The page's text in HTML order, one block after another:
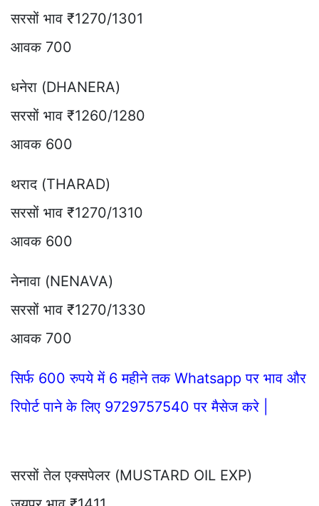
सरसों भाव ₹1270/1301
आवक 700
धनेरा (DHANERA)
सरसों भाव ₹1260/1280
आवक 600
थराद (THARAD)
सरसों भाव ₹1270/1310
आवक 600
नेनावा (NENAVA)
सरसों भाव ₹1270/1330
आवक 700
सिर्फ 600 रुपये में 6 महीने तक Whatsapp पर भाव और
रिपोर्ट पाने के लिए 9729757540 पर मैसेज करे |
सरसों तेल एक्सपेलर (MUSTARD OIL EXP)